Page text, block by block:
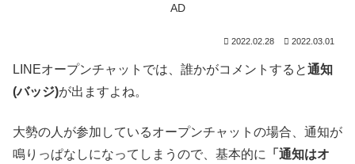
AD
2022.02.28 2022.03.01
LINEオープンチャットでは、誰かがコメントすると通知
(バッジ)が出ますよね。
大勢の人が参加しているオープンチャットの場合、通知が
鳴りっぱなしになってしまうので、基本的に
「通知はオ